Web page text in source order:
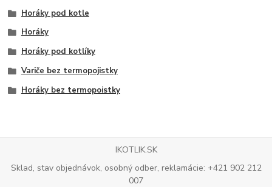
Horáky pod kotle
Horáky
Horáky pod kotlíky
Variče bez termopojistky
Horáky bez termopoistky
IKOTLIK.SK
Sklad, stav objednávok, osobný odber, reklamácie: +421 902 212
007